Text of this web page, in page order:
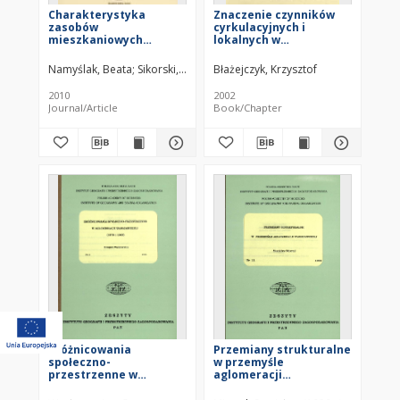
Charakterystyka
zasobów
mieszkaniowych
wrocławskiej =
Characteristics of the
dwelling stock within in
the Wrocław
agglomeration
Namyślak, Beata Sikorski, Dominik
2010
Journal/Article
Znaczenie czynników
cyrkulacyjnych i
lokalnych w
bioklimatu aglomeracji
warszawskiej
Błażejczyk, Krzysztof
2002
Book/Chapter
Zróżnicowania
społeczno-
przestrzenne w
Przemiany strukturalne
w przemyśle
aglomeracji